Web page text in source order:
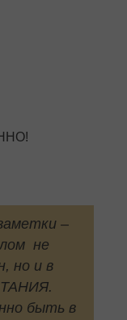
–
не
но и в
быть в